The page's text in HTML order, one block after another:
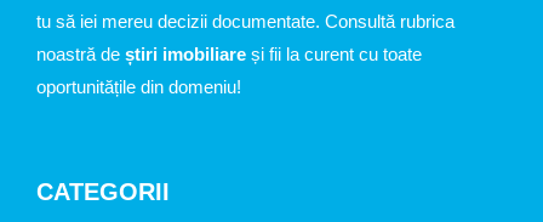
tu să iei mereu decizii documentate. Consultă rubrica
noastră de știri imobiliare și fii la curent cu toate
oportunitățile din domeniu!
CATEGORII